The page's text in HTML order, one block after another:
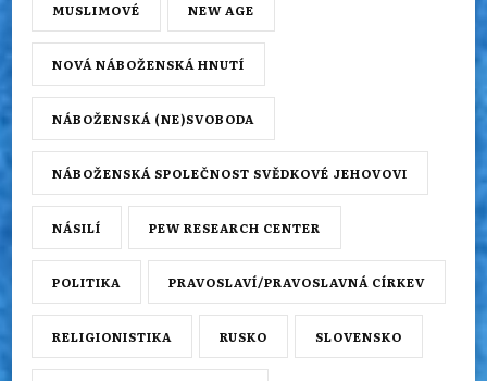
MUSLIMOVÉ NEW AGE
NOVÁ NÁBOŽENSKÁ HNUTÍ
NÁBOŽENSKÁ (NE)SVOBODA
NÁBOŽENSKÁ SPOLEČNOST SVĚDKOVÉ JEHOVOVI
NÁSILÍ PEW RESEARCH CENTER
POLITIKA PRAVOSLAVÍ/PRAVOSLAVNÁ CÍRKEV
RELIGIONISTIKA RUSKO SLOVENSKO